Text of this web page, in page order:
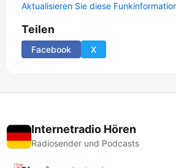
Aktualisieren Sie diese
Teilen
Facebook X
Internetradio Hören
Radiosender und Podcasts